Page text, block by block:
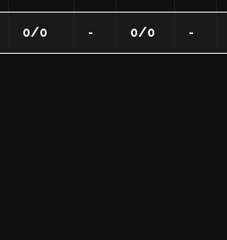
0/0 - 0/0 -